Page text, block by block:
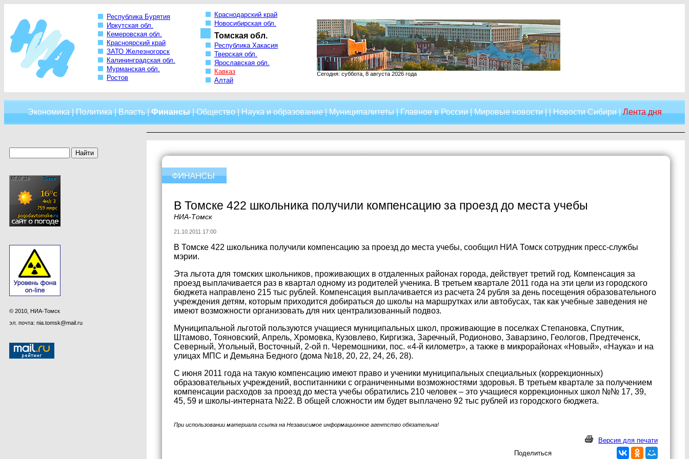
Республика Бурятия
Иркутская обл.
Кемеровская обл.
Красноярский край
ЗАТО Железногорск
Калининградская обл.
Мурманская обл.
Ростов
Краснодарский край
Новосибирская обл.
Томская обл.
Республика Хакасия
Тверская обл.
Ярославская обл.
Кавказ
Алтай
Сегодня: суббота, 8 августа 2026 года
Экономика|Политика|Власть|Финансы|Общество|Наука и образование|Муниципалитеты|Главное в России|Мировые новости| |Новости Сибири|Лента дня
© 2010, НИА-Томск
эл. почта: nia.tomsk@mail.ru
В Томске 422 школьника получили компенсацию за проезд до места учебы
НИА-Томск
21.10.2011 17:00
В Томске 422 школьника получили компенсацию за проезд до места учебы, сообщил НИА Томск сотрудник пресс-службы
мэрии.
Эта льгота для томских школьников, проживающих в отдаленных районах города, действует третий год. Компенсация за
проезд выплачивается раз в квартал одному из родителей ученика. В третьем квартале 2011 года на эти цели из городского
бюджета направлено 215 тыс рублей. Компенсация выплачивается из расчета 24 рубля за день посещения образовательного
учреждения детям, которым приходится добираться до школы на маршрутках или автобусах, так как учебные заведения не
имеют возможности организовать для них централизованный подвоз.
Муниципальной льготой пользуются учащиеся муниципальных школ, проживающие в поселках Степановка, Спутник,
Штамово, Тояновский, Апрель, Хромовка, Кузовлево, Киргизка, Заречный, Родионово, Заварзино, Геологов, Предтеченск,
Северный, Угольный, Восточный, 2-ой п. Черемошники, пос. «4-й километр», а также в микрорайонах «Новый», «Наука» и на
улицах МПС и Демьяна Бедного (дома №18, 20, 22, 24, 26, 28).
С июня 2011 года на такую компенсацию имеют право и ученики муниципальных специальных (коррекционных)
образовательных учреждений, воспитанники с ограниченными возможностями здоровья. В третьем квартале за получением
компенсации расходов за проезд до места учебы обратились 210 человек – это учащиеся коррекционных школ №№ 17, 39,
45, 59 и школы-интерната №22. В общей сложности им будет выплачено 92 тыс рублей из городского бюджета.
При использовании материала ссылка на Независимое информационное агентство обязательна!
Версия для печати
Поделиться